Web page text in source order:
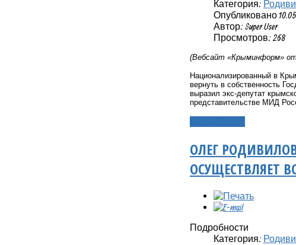
Категория:
Опубликовано
Автор: Super User
Просмотров: 268
(Вебсайт «Крыминформ» от
Национализированный в
вернуть в собственность
выразил экс-депутат
представительстве МИД
ОЛЕГ
ОСУЩЕСТВЛЯЕТ
Подробности
Категория: